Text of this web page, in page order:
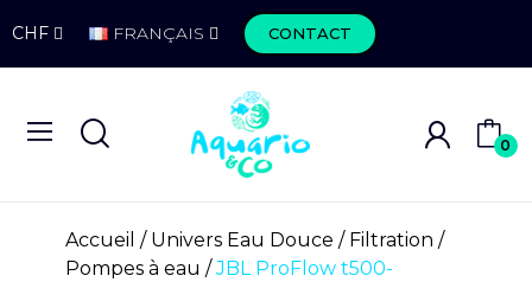
CHF FRANÇAIS CONTACT
0
Accueil Univers Eau Douce
Filtration
Pompes à eau
JBL ProFlow t500-